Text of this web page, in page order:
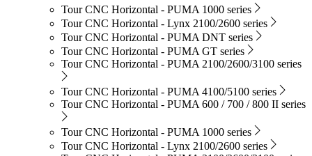
Tour CNC Horizontal - PUMA 1000 series
Tour CNC Horizontal - Lynx 2100/2600 series
Tour CNC Horizontal - PUMA DNT series
Tour CNC Horizontal - PUMA GT series
Tour CNC Horizontal - PUMA 2100/2600/3100 series
Tour CNC Horizontal - PUMA 4100/5100 series
Tour CNC Horizontal - PUMA 600 / 700 / 800 II series
Tour CNC Horizontal - PUMA 1000 series
Tour CNC Horizontal - Lynx 2100/2600 series